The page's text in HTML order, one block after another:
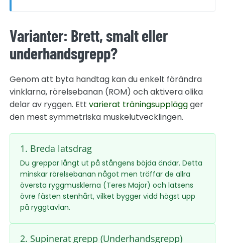
Varianter: Brett, smalt eller
underhandsgrepp?
Genom att byta handtag kan du enkelt förändra
vinklarna, rörelsebanan (ROM) och aktivera olika
delar av ryggen. Ettvarierat träningsuppläggger
den mest symmetriska muskelutvecklingen.
1. Breda latsdrag
Du greppar långt ut på stångens böjda ändar. Detta
minskar rörelsebanan något men träffar de allra
översta ryggmusklerna (Teres Major) och latsens
övre fästen stenhårt, vilket bygger vidd högst upp
på ryggtavlan.
2. Supinerat grepp (Underhandsgrepp)